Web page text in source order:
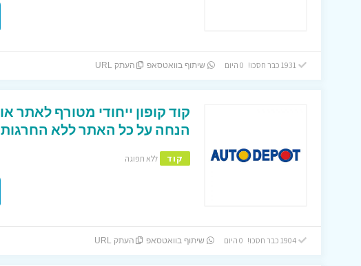
1931 כבר חסכו! 0 היום שיתוף בוואטסאפ העתק URL
הנחה על כל האתר ללא החרגות
קוד ללא תפוגה
1904 כבר חסכו! 0 היום שיתוף בוואטסאפ העתק URL